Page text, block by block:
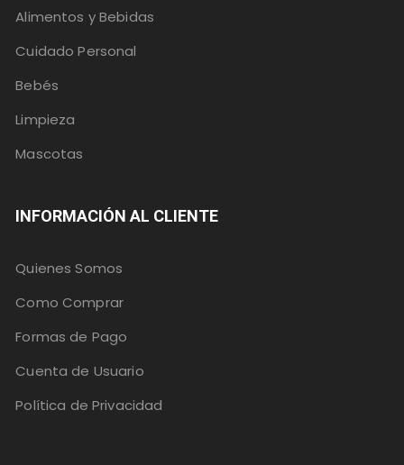
Alimentos y Bebidas
Cuidado Personal
Bebés
Limpieza
Mascotas
INFORMACIÓN AL CLIENTE
Quienes Somos
Como Comprar
Formas de Pago
Cuenta de Usuario
Política de Privacidad